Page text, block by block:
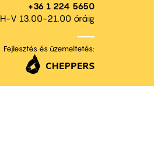
+36 1 224 5650
H-V 13.00-21.00 óráig
Fejlesztés és üzemeltetés: